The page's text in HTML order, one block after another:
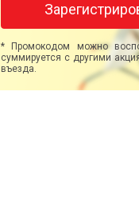
* Промокодом можно
суммируется с другими
въезда.